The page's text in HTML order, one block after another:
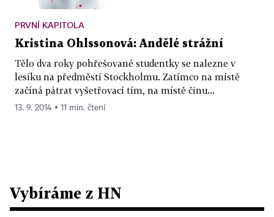
PRVNÍ KAPITOLA
Kristina Ohlssonová: Andělé strážní
Tělo dva roky pohřešované studentky se nalezne v
lesíku na předměstí Stockholmu. Zatímco na místě
začíná pátrat vyšetřovací tím, na místě činu...
13. 9. 2014 ▪ 11 min. čtení
Vybíráme z HN